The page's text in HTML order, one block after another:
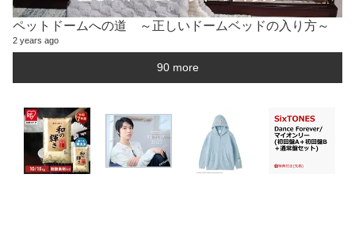
ペットドームへの道 ～正しいドームベッドの入り方～
2 years ago
90 more